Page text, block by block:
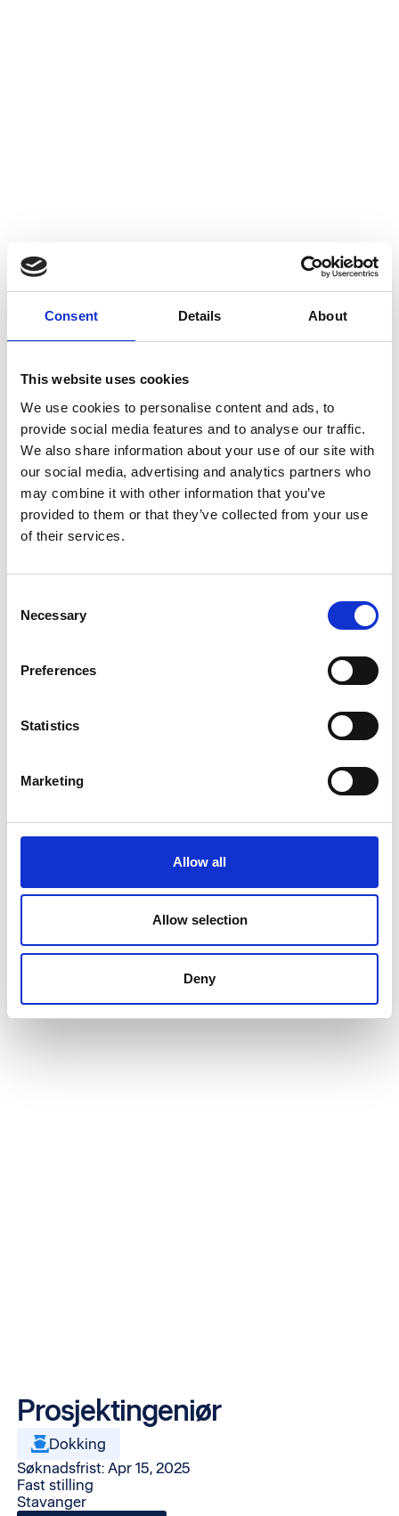
Consent Details About
This website uses cookies
We use cookies to personalise content and ads, to
provide social media features and to analyse our traffic.
We also share information about your use of our site with
our social media, advertising and analytics partners who
may combine it with other information that you’ve
provided to them or that they’ve collected from your use
of their services.
Selection
Necessary
Preferences
Statistics
Marketing
Allow all
Allow selection
Deny
Prosjektingeniør
Dokking
Søknadsfrist: Apr 15, 2025
Fast stilling
Stavanger